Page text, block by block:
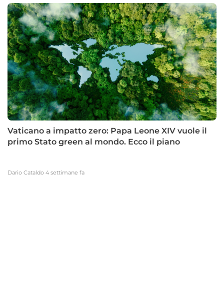
Vaticano a impatto zero: Papa Leone XIV vuole il
primo Stato green al mondo. Ecco il piano
Dario Cataldo 4 settimane fa